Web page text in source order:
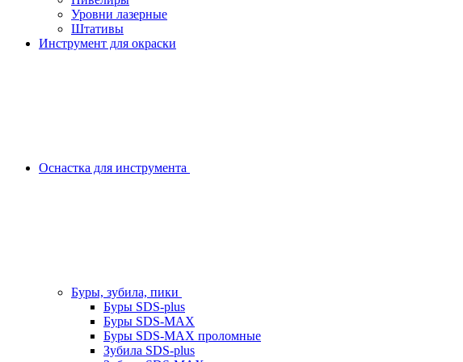
Уровни лазерные
Штативы
Инструмент для окраски
Оснастка для инструмента
Буры, зубила, пики
Буры SDS-plus
Буры SDS-MAX
Буры SDS-MAX проломные
Зубила SDS-plus